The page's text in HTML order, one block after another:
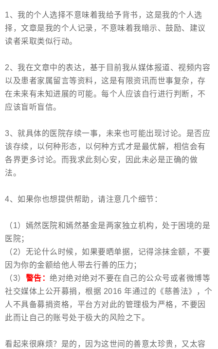
1、我的个人选择不意味着我给予背书，这是我的个人选
择，文章是我的个人记录，不意味着我暗示、鼓励、建议
读者采取类似行动。
2、我在文章中的表达，基于目前我从媒体报道、视频内容
以及患者家属留言等资料，这是有限资讯而世事复杂，存
在未来有未知进展的可能。每个人应该自行进行判断，不
应该盲听盲信。
3、就具体的医院存续一事，未来也可能出现讨论。是否应
该存续，以何种形态，以何种方式才是最优解，相信会有
各界更多讨论。而我求此刻心安，因此未必是正确的做
法。
4、如果你也想提供帮助，请注意几个细节：
（1）嫣然医院和嫣然基金是两家独立机构，处于困境的是
医院；
（2）无论什么时候，如果要晒单据，记得涂抹金额，不要
因为你的金额给他人带去行善的压力；
（3） 警告： 绝对绝对绝对不要在自己的公众号或者微博等
社交媒体上公开募捐，根据 2016 年通过的《慈善法》，个
人不具备募捐资格，平台方对此的管理极为严格，不要因
此而让自己的账号处于极大的风险之下。
看起来很麻烦？是的，因为这世间的善意太珍贵，又太容